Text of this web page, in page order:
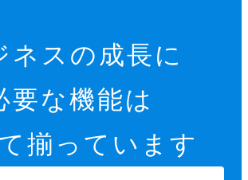
ネスの成長に
要な機能は
揃っています